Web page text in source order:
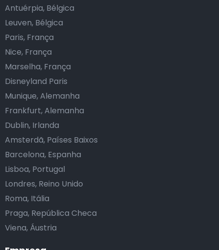
Antuérpia, Bélgica
Leuven, Bélgica
Paris, França
Nice, França
Marselha, França
Disneyland Paris
Munique, Alemanha
Frankfurt, Alemanha
Dublin, Irlanda
Amsterdã, Países Baixos
Barcelona, Espanha
Lisboa, Portugal
Londres, Reino Unido
Roma, Itália
Praga, República Checa
Viena, Áustria